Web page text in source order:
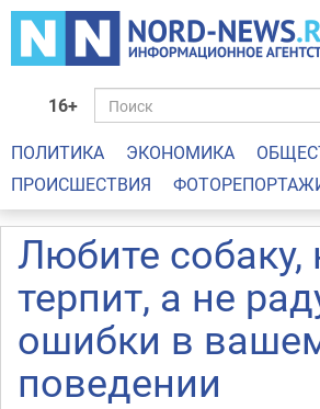
16+
ПОЛИТИКА ЭКОНОМИКА
ПРОИСШЕСТВИЯ
Любите собаку,
терпит, а не
ошибки в
поведении